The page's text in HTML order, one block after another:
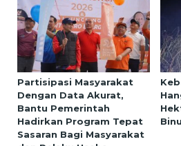
Partisipasi Masyarakat
Dengan Data Akurat,
Bantu Pemerintah
Hadirkan Program Tepat
Sasaran Bagi Masyarakat